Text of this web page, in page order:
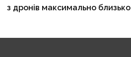
з дронів максимально